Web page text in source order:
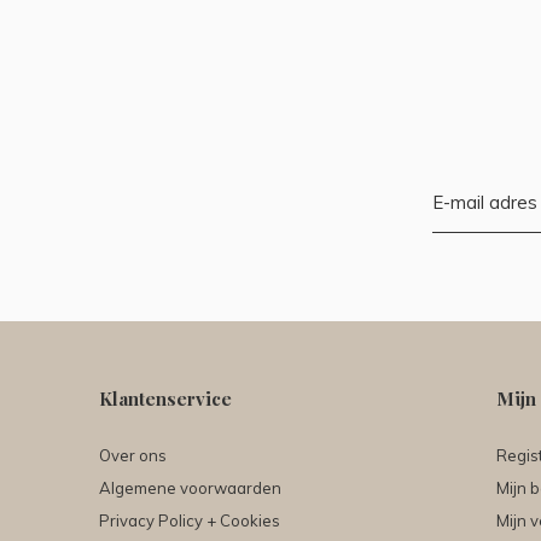
Klantenservice
Over ons
Algemene voorwaarden
Privacy Policy + Cookies
Mijn
Mijn
Mijn